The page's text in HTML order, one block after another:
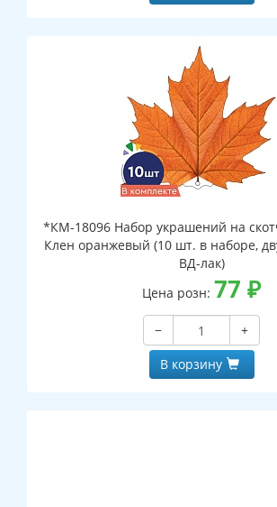
*КМ-18096 Набор украшений на
Клен оранжевый (10 шт. в наборе, двухсторонний,
ВД-лак)
Цена розн: 77 ₽
−
+
В корзину